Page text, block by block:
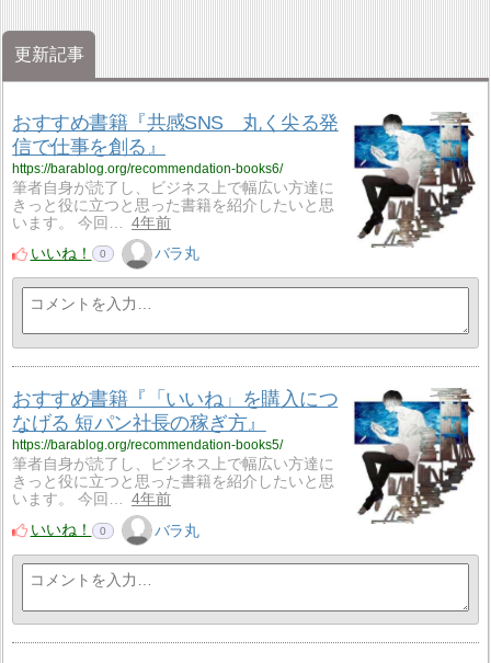
更新記事
おすすめ書籍『共感SNS 丸く尖る発
信で仕事を創る』
https://barablog.org/recommendation-books6/
筆者自身が読了し、ビジネス上で幅広い方達に
きっと役に立つと思った書籍を紹介したいと思
います。 今回…
4年前
いいね！
0 バラ丸
おすすめ書籍『「いいね」を購入につ
なげる 短パン社長の稼ぎ方』
https://barablog.org/recommendation-books5/
筆者自身が読了し、ビジネス上で幅広い方達に
きっと役に立つと思った書籍を紹介したいと思
います。 今回…
4年前
いいね！
0 バラ丸